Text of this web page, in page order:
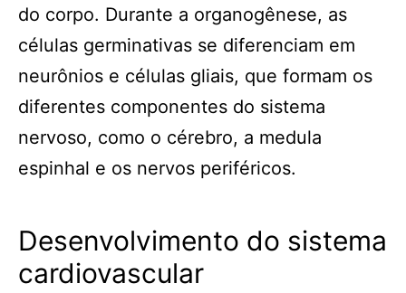
do corpo. Durante a organogênese, as
células germinativas se diferenciam em
neurônios e células gliais, que formam os
diferentes componentes do sistema
nervoso, como o cérebro, a medula
espinhal e os nervos periféricos.
Desenvolvimento do sistema
cardiovascular